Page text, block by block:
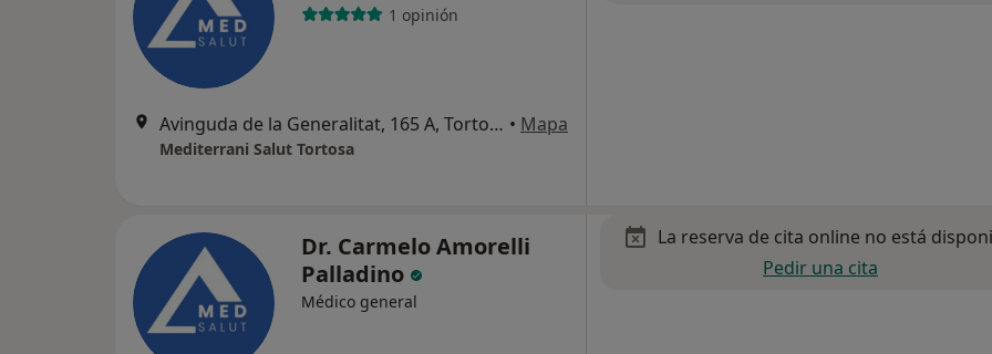
1 opinión
Avinguda de la Generalitat, 165 A, Tortosa • Mapa
Mediterrani Salut Tortosa
Dr. Carmelo Amorelli
Palladino
Médico general
La reserva de cita online no está
Pedir una cita